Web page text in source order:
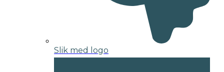
Slik med logo